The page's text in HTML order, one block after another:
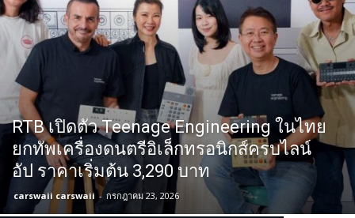
RTB เปิดตัว Teenage Engineering ในไทย
ยกทัพเครื่องดนตรีอิเล็กทรอนิกส์ครบไลน์
อัป ราคาเริ่มต้น 3,290 บาท
carswaii carswaii - กรกฎาคม 23, 2026